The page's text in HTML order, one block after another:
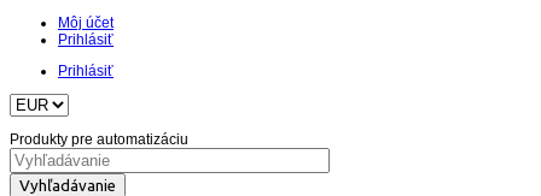
Môj účet
Prihlásiť
Prihlásiť
Produkty pre automatizáciu
Vyhľadávanie